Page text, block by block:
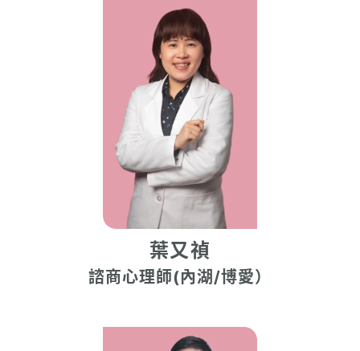
葉又禎
諮商心理師(內湖/博愛）